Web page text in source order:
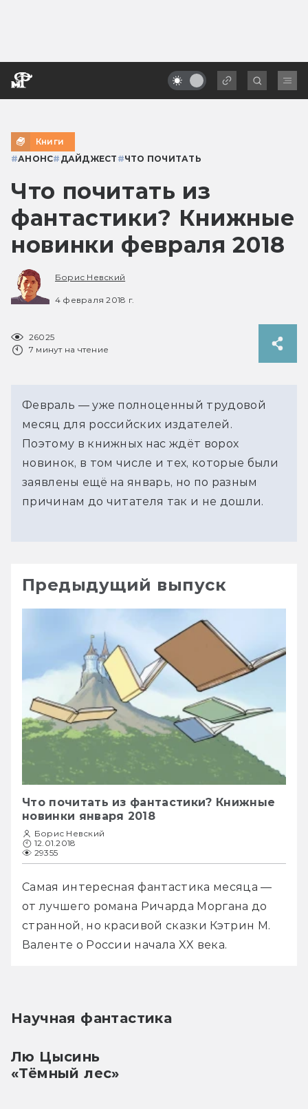
Книги
#АНОНС# ДАЙДЖЕСТ #ЧТО ПОЧИТАТЬ
Что почитать из
фантастики? Книжные
новинки февраля 2018
Борис Невский
4 февраля 2018 г.
26025
7 минут на чтение
Февраль — уже полноценный трудовой
месяц для российских издателей.
Поэтому в книжных нас ждёт ворох
новинок, в том числе и тех, которые были
заявлены ещё на январь, но по разным
причинам до читателя так и не дошли.
Предыдущий выпуск
Что почитать из фантастики? Книжные
новинки января 2018
Борис Невский
12.01.2018
29355
Самая интересная фантастика месяца —
от лучшего романа Ричарда Моргана до
странной, но красивой сказки Кэтрин М.
Валенте о России начала XX века.
Научная фантастика
Лю Цысинь
«Тёмный лес»